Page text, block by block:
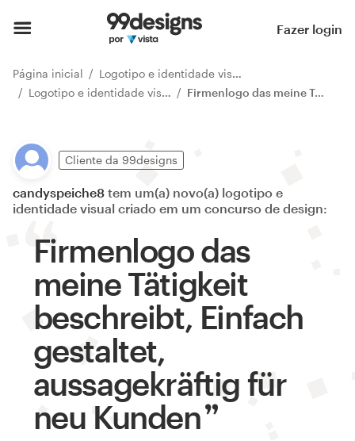
Fazer login
Página inicial
Logotipo e identidade visual
Logotipo e identidade visual concursos
Firmenlogo das meine Tätigkeit beschreibt, Einfach gestaltet, aussagekräftig für neu Kunden
Cliente da 99designs
candyspeiche8 tem um(a) novo(a) logotipo e
identidade visual criado em um concurso de design:
Firmenlogo das
meine Tätigkeit
beschreibt, Einfach
gestaltet,
aussagekräftig für
neu Kunden